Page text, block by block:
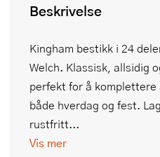
Beskrivelse
Kingham bestikk i 24
Welch. Klassisk, allsidig
perfekt for å
både hverdag og fest.
rustfritt...
Vis mer